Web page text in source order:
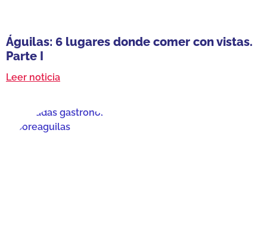
Águilas: 6 lugares donde comer con vistas.
Parte I
Leer noticia